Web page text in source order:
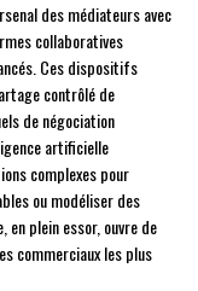
des médiateurs avec
collaboratives
Ces dispositifs
contrôlé de
de négociation
artificielle
complexes pour
ou modéliser des
en plein essor, ouvre de
commerciaux les plus